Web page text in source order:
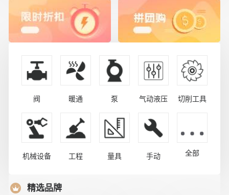
阀 暖通 泵 气动液压 切削工具
机械设备 工程 量具 手动 全部
精选品牌